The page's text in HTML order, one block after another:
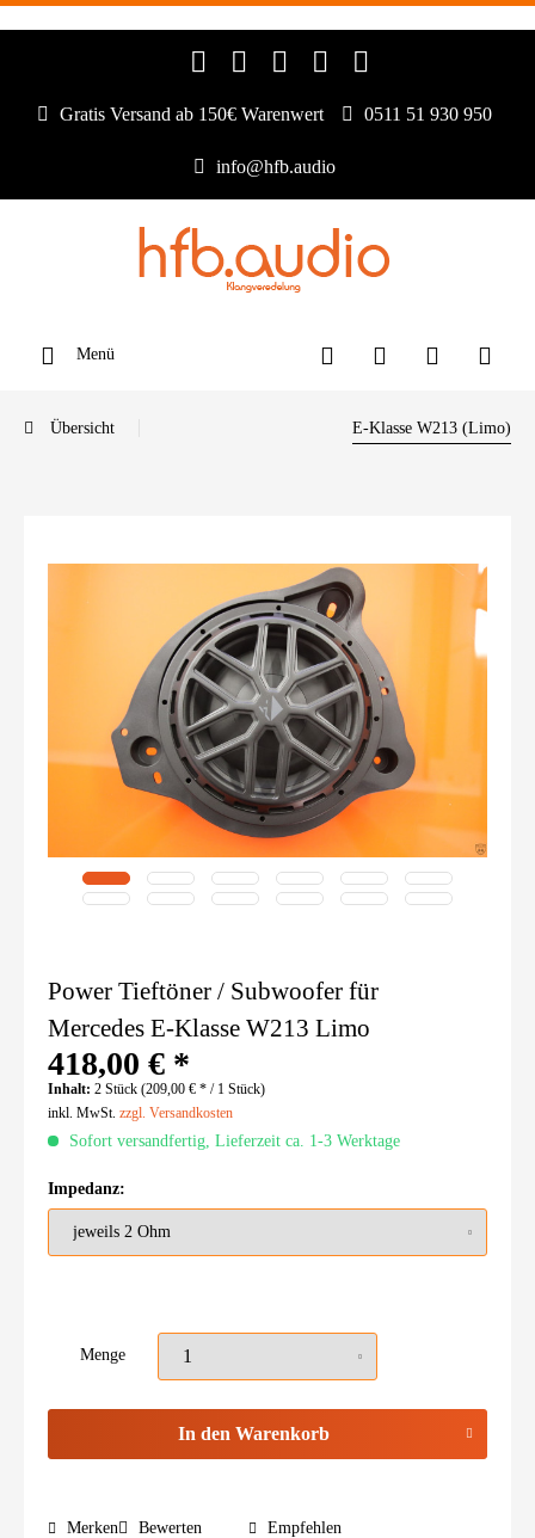
Gratis Versand ab 150€ Warenwert 0511 51 930 950
info@hfb.audio
Menü
Übersicht E-Klasse W213 (Limo)
Power Tieftöner / Subwoofer für
Mercedes E-Klasse W213 Limo
418,00 € *
Inhalt: 2 Stück (209,00 € * / 1 Stück)
inkl. MwSt. zzgl. Versandkosten
Sofort versandfertig, Lieferzeit ca. 1-3 Werktage
Impedanz:
Menge
In den Warenkorb
Merken Bewerten Empfehlen